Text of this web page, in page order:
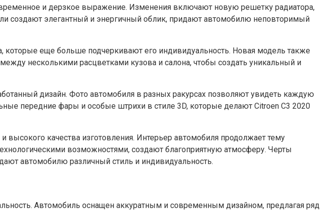
и дерзкое выражение. Изменения включают новую решетку радиатора,
создают элегантный и энергичный облик, придают автомобилю неповторимый
которые еще больше подчеркивают его индивидуальность. Новая модель также
несколькими расцветками кузова и салона, чтобы создать уникальный и
дизайн. Фото автомобиля в разных ракурсах позволяют увидеть каждую
передние фары и особые штрихи в стиле 3D, которые делают Citroen C3 2020
качества изготовления. Интерьер автомобиля продолжает тему
возможностями, создают благоприятную атмосферу. Черты
автомобилю различный стиль и индивидуальность.
Автомобиль оснащен аккуратным и современным дизайном, предлагая ряд